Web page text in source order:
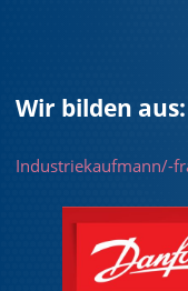
Wir bilden aus:
Industriekaufmann/-